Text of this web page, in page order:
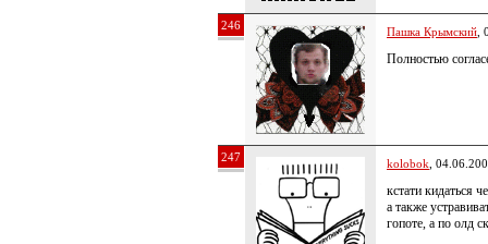
246 Пашка Крымский
Полностью
247 kolobok ,
кстати кидаться
а также
гопоте, а по олд